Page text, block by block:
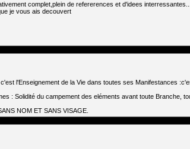
complet,plein de refererences et d'idees
je vous ais decouvert
l'Enseignement de la Vie dans toutes ses Manifestances
: Solidité du campement des eléments avant toute Branche,
NOM ET SANS VISAGE.